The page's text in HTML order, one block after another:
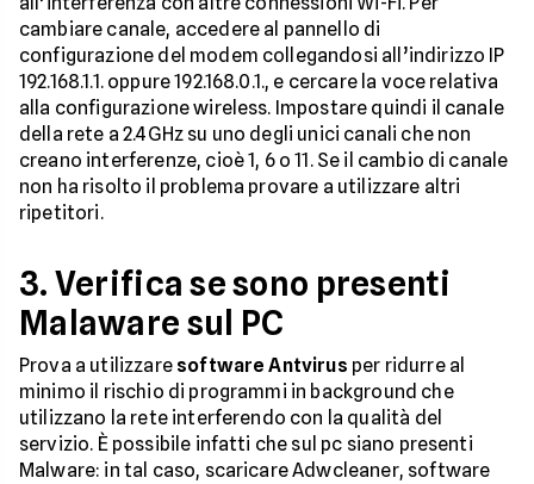
cambiare canale, accedere al pannello di
configurazione del modem collegandosi all’indirizzo IP
192.168.1.1. oppure 192.168.0.1., e cercare la voce relativa
alla configurazione wireless. Impostare quindi il canale
della rete a 2.4GHz su uno degli unici canali che non
creano interferenze, cioè 1, 6 o 11. Se il cambio di canale
non ha risolto il problema provare a utilizzare altri
ripetitori.
3. Verifica se sono presenti
Malaware sul PC
Prova a utilizzare software Antvirus per ridurre al
minimo il rischio di programmi in background che
utilizzano la rete interferendo con la qualità del
servizio. È possibile infatti che sul pc siano presenti
Malware: in tal caso, scaricare Adwcleaner, software